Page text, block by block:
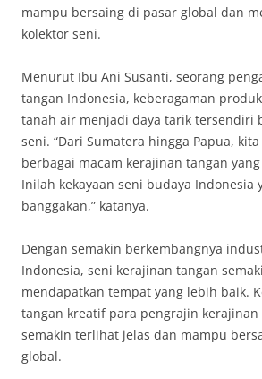
mampu bersaing di pasar global dan
kolektor seni.
Menurut Ibu Ani Susanti, seorang
tangan Indonesia, keberagaman
tanah air menjadi daya tarik tersendiri
seni. “Dari Sumatera hingga Papua,
berbagai macam kerajinan tangan
Inilah kekayaan seni budaya Indonesia
banggakan,” katanya.
Dengan semakin berkembangnya
Indonesia, seni kerajinan tangan
mendapatkan tempat yang lebih baik.
tangan kreatif para pengrajin kerajinan
semakin terlihat jelas dan mampu
global.